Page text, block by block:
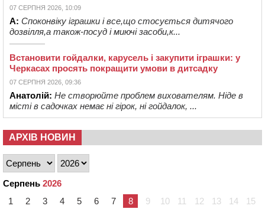
07 СЕРПНЯ 2026, 10:09
А: Споконвіку іграшки і все,що стосується дитячого
дозвілля,а також-посуд і миючі засоби,к...
Встановити гойдалки, карусель і закупити іграшки: у
Черкасах просять покращити умови в дитсадку
07 СЕРПНЯ 2026, 09:36
Анатолій: Не створюйте проблем вихователям. Ніде в
місті в садочках немає ні гірок, ні гойдалок, ...
АРХІВ НОВИН
Серпень 2026
1
2 3 4 5 6 7 8 9 10 11 12 13 14
15